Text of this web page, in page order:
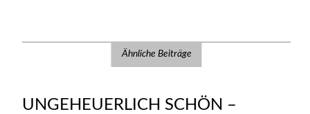
Ähnliche Beiträge
UNGEHEUERLICH SCHÖN –